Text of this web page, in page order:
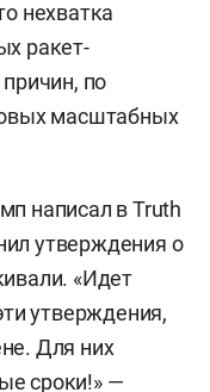
на два
что во время
31 июля
обороны
ввели в
президент
уже
нехватка
ракет-